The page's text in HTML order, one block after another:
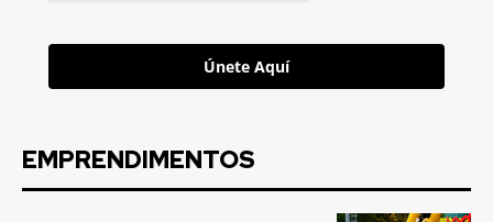
Únete Aquí
EMPRENDIMENTOS